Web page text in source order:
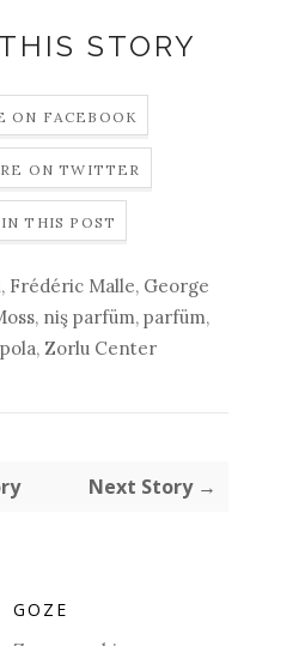
STORY
ON FACEBOOK
ON TWITTER
THIS POST
, Frédéric Malle, George
, niş parfüm, parfüm,
, Zorlu Center
Next Story →
GOZE